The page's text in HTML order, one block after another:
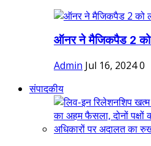
ऑनर ने मैजिकपैड 2 को
Admin Jul 16, 20240
संपादकीय